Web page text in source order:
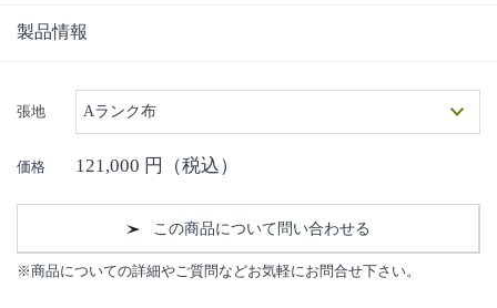
※指定の組み合わせの中からお選びください。
カバー・本体カバーの別売も行っております。季節や気分に合わ
せて自由にアレンジするのもお勧めです。
※ビニールレザー・本革はお選びいただけません。
製品情報
張地 Aランク布
価格 121,000 円（税込）
この商品について問い合わせる
※商品についての詳細やご質問などお気軽にお問合せ下さい。